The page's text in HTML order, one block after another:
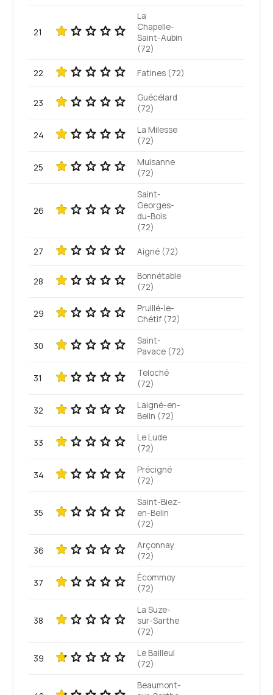
21
La
Chapelle-
Saint-Aubin
(72)
22 Fatines (72)
23
Guécélard
(72)
24
La Milesse
(72)
25
Mulsanne
(72)
26
Saint-
Georges-
du-Bois
(72)
27 Aigné (72)
28
Bonnétable
(72)
29
Pruillé-le-
Chétif (72)
30
Saint-
Pavace (72)
31
Teloché
(72)
32
Laigné-en-
Belin (72)
33
Le Lude
(72)
34
Précigné
(72)
35
Saint-Biez-
en-Belin
(72)
36
Arçonnay
(72)
37
Écommoy
(72)
38
La Suze-
sur-Sarthe
(72)
39
Le Bailleul
(72)
Beaumont-